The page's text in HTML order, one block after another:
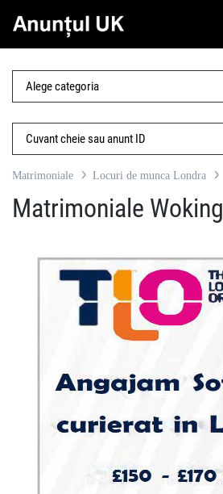
Matrimoniale Locuri de munca Londra
Matrimoniale Woking